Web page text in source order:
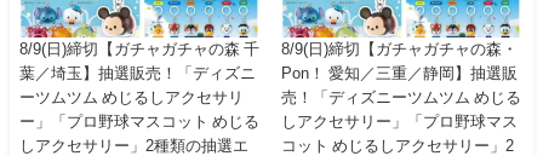
8/9(日)締切【ガチャガチャの森 千
葉／埼玉】抽選販売！「ディズニ
ーツムツム めじるしアクセサリ
ー」「プロ野球マスコット めじる
しアクセサリー」2種類の抽選エ
8/9(日)締切【ガチャガチャの森・
Pon！ 愛知／三重／静岡】抽選販
売！「ディズニーツムツム めじる
しアクセサリー」「プロ野球マス
コット めじるしアクセサリー」2